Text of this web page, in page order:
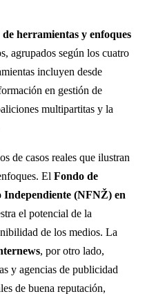
herramientas y enfoques
agrupados según los cuatro
incluyen desde
en gestión de
multipartitas y la
de casos reales que ilustran
El Fondo de
Independiente (NFNŽ) en
el potencial de la
de los medios. La
, por otro lado,
y agencias de publicidad
de buena reputación,